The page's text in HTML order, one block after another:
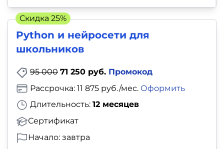
Python и нейросети для
школьников
95 000 71 250 руб. Промокод
Длительность: 12 месяцев
Сертификат
Рассрочка: 11 875 руб./мес. Оформить
Начало: завтра
Скидка 25%